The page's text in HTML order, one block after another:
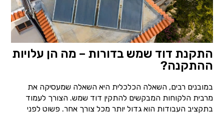
התקנת דוד שמש בדורות – מה הן עלויות
ההתקנה?
במובנים רבים, השאלה הכלכלית היא השאלה שמעסיקה את
מרבית הלקוחות המבקשים להתקין דוד שמש. הצורך לעמוד
בתקציב העבודות הוא גדול יותר מכל צורך אחר. פשוט לפני